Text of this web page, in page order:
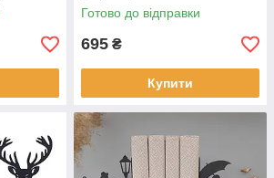
Готово до відправки
695 ₴
Купити